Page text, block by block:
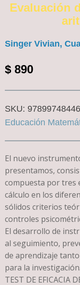
Evaluación
Singer Vivian,
$ 890
SKU:
Educación
El nuevo
presentamos,
compuesta por tres
cálculo en los
sólidos criterios
controles
El desarrollo de
al seguimiento,
de aprendizaje
para la
TEST DE EFICACIA